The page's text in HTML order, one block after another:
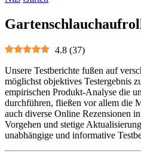
4.8 (37)
Unsere Testberichte fußen auf
möglichst objektives Testergebnis
empirischen Produkt-Analyse die
durchführen, fließen vor allem die
auch diverse Online Rezensionen
Vorgehen und stetige
unabhängige und informative